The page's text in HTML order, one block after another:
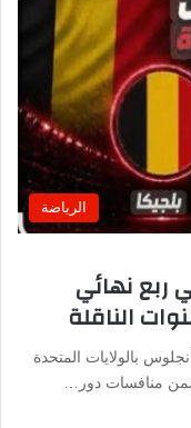
الرياضة
ربع نهائي
بالولايات المتحدة
ضمن منافسات دور…